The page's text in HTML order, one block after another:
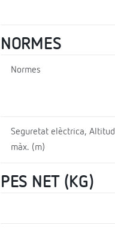
NORMES
Normes
Seguretat elèctrica, Altitud
màx. (m)
PES NET (KG)